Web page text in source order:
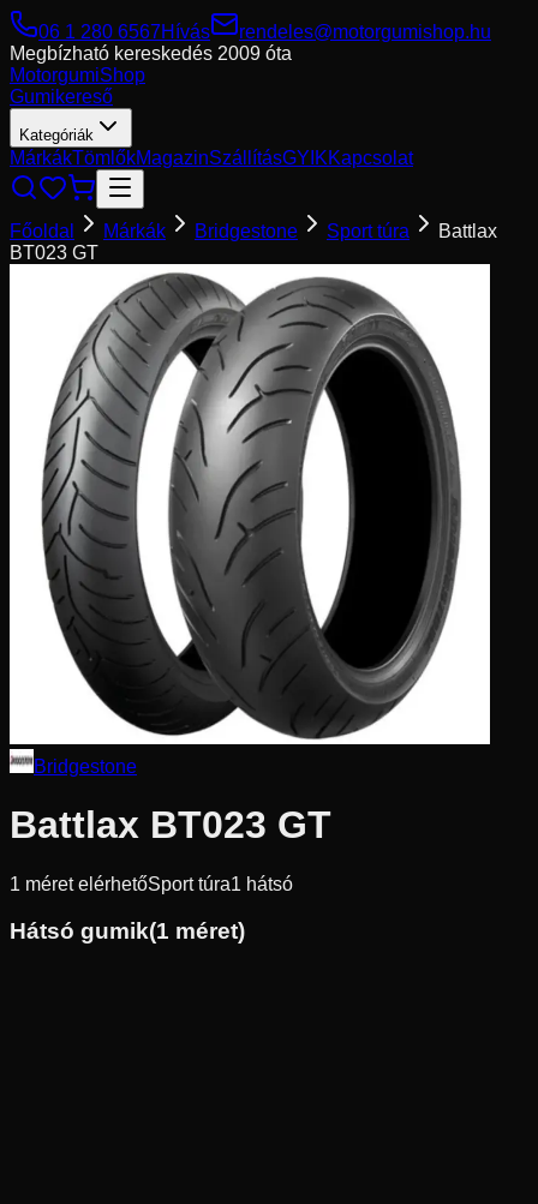
06 1 280 6567Hívás
rendeles@motorgumishop.hu
Megbízható kereskedés 2009 óta
MotorgumiShop
Gumikereső
Kategóriák
MárkákTömlőkMagazinSzállításGYIKKapcsolat
Főoldal Márkák Bridgestone Sport túra
Battlax
BT023 GT
Bridgestone
Battlax BT023 GT
1 méret elérhetőSport túra1 hátsó
Hátsó gumik(1 méret)